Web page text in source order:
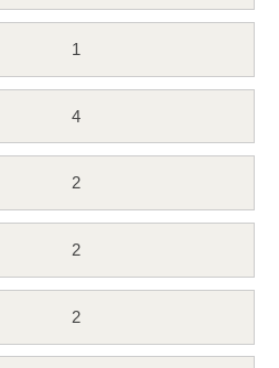
1
4
2
2
2